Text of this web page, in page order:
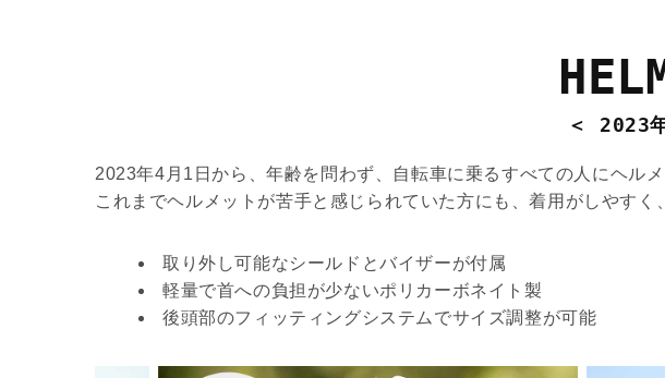
＜ 2023
2023年4月1日から、年齢を問わず、自転車に乗るすべての人にヘル
これまでヘルメットが苦手と感じられていた方にも、着用がしやす
取り外し可能なシールドとバイザーが付属
軽量で首への負担が少ないポリカーボネイト製
後頭部のフィッティングシステムでサイズ調整が可能